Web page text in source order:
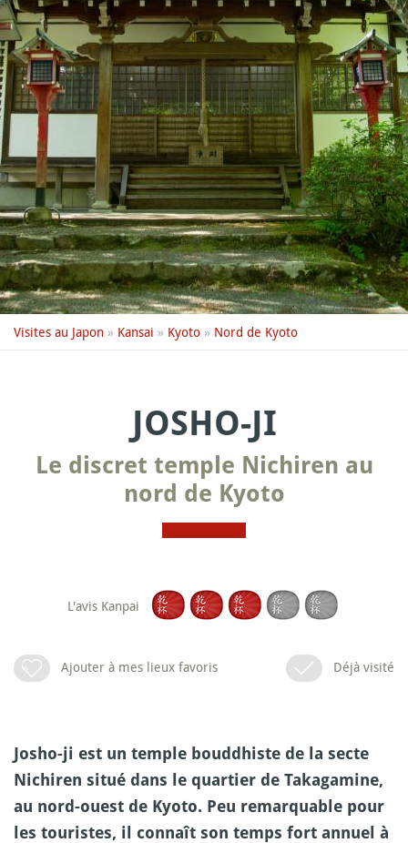
Visites au Japon » Kansai » Kyoto » Nord de Kyoto
JOSHO-JI
Le discret temple Nichiren au
nord de Kyoto
L'avis Kanpai
Ajouter à mes lieux favoris Déjà visité
Josho-ji est un temple bouddhiste de la secte
Nichiren situé dans le quartier de Takagamine,
au nord-ouest de Kyoto. Peu remarquable pour
les touristes, il connaît son temps fort annuel à